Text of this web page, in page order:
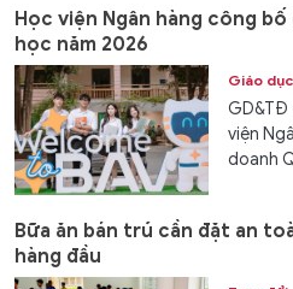
Học viện Ngân hàng công
học năm 2026
Giáo dục
GD&TĐ
viện
doanh
Bữa ăn bán trú cần đặt an
hàng đầu